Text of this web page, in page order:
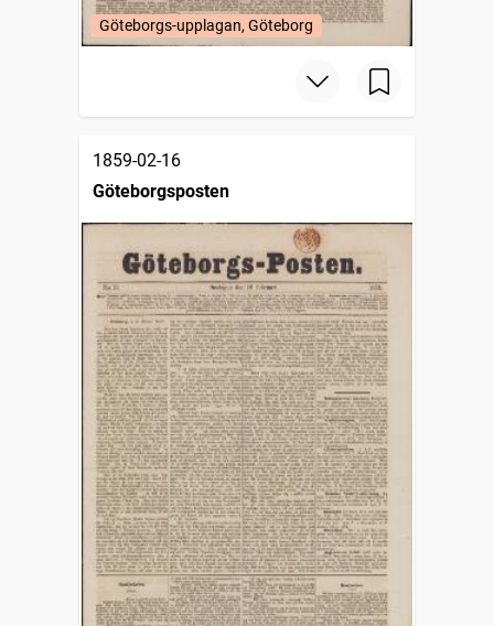
Göteborgs-upplagan, Göteborg
1859-02-16
Göteborgsposten